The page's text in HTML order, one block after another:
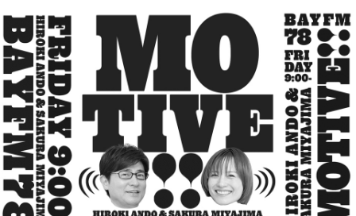
まりにも人気になりすぎて縫製が追いつかなくなってしまっ
たので、春にはもうないと思ってもらった方がよいかと。
小林：この記事の出る8月には絶対残ってないですよね？
三輪田：基本的には。なので、1月に来られるのがベストだと
思います。
小林：皆さん！ 半年待て！
水曜の放送を聴く
8月13日（木）：上野優華サラドレ甲子園
YAMAMAN presents MUSIC SALAD FROM U-kari STUDIO
1.新潟　Creepy Nuts  /  Bling-Bang-Bang-Born
2.大分　globe /  Feel Like dance
3.香川　マキシマム ザ ホルモン　/　恋のメガラバ
1.宮城　稲垣潤一　/　夏のクラクション
2.福岡　氷川きよし　/　限界突破×サバイバー
3.静岡　久保田利伸 with ナオミ・キャンベル　/　LA・LA・
4.栃木　斉藤和義　/　ずっと好きだった
5.千葉　奥華子　/　ガーネット
月曜の放送を聴く